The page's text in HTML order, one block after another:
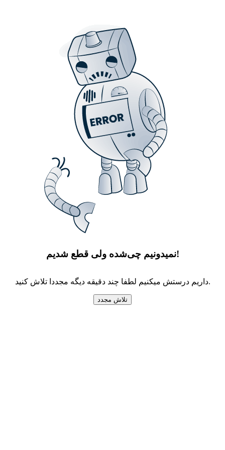
نمیدونیم چی‌شده ولی قطع شدیم!
داریم درستش میکنیم لطفا چند دقیقه دیگه مجددا تلاش کنید.
تلاش مجدد